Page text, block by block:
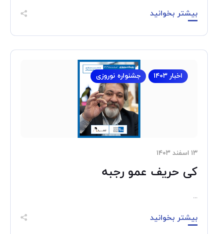
بیشتر بخوانید
اخبار ۱۴۰۳ جشنواره نوروزی
۱۳ اسفند ۱۴۰۳
کی حریف عمو رجبه
...
بیشتر بخوانید